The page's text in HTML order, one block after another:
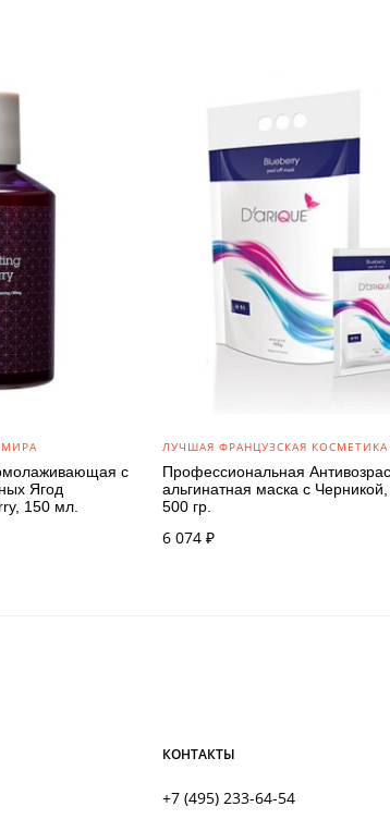
с
Ягод
150 мл.
ЛУЧШАЯ ФРАНЦУЗСКАЯ КОСМЕТИКА
Профессиональная
альгинатная маска с
500 гр.
6 074 ₽
КОНТАКТЫ
+7 (495) 233-64-54